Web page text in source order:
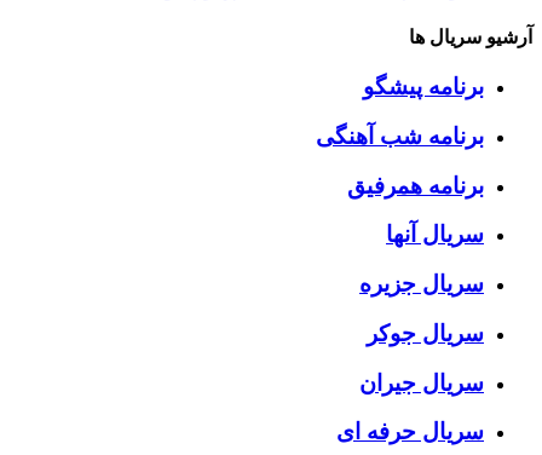
آرشیو سریال ها
برنامه پیشگو
برنامه شب آهنگی
برنامه همرفیق
سریال آنها
سریال جزیره
سریال جوکر
سریال جیران
سریال حرفه ای